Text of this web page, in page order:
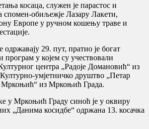
косаца, служен је парастос и
спомен-обиљежје Лазару Лакети,
Европе у ручном кошењу траве и
одржавају 29. пут, пратио је богат
програм у којем су учествовали
центра „Радоје Домановић“ из
умјетничко друштво „Петар
из Мркоњић Града.
у Мркоњић Граду синоћ је у оквиру
„Данима косидбе“ одржана 13. косачка